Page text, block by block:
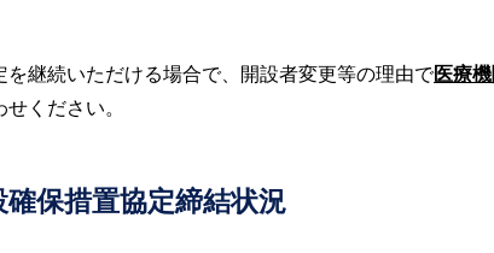
継続いただける場合で、開設者変更等の理由で医療
ください。
確保措置協定締結状況